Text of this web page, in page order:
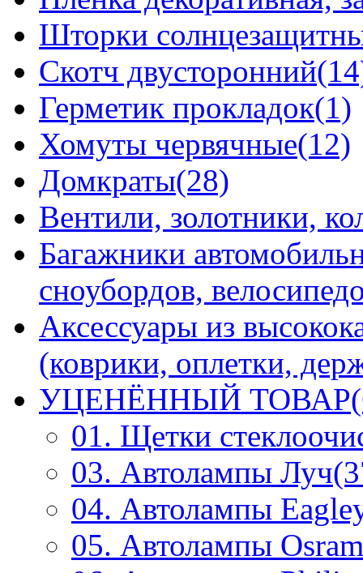
Шторки
Скотч
Герметик прокладок(1)
Хомуты червячные(12)
Домкраты(28)
Вентили, золотники,
Багажники
сноубордов,
Аксессуары из
(коврики, оплетки,
УЦЕНЁННЫЙ
01. Щетки
03. Автолампы
04. Автолампы
05. Автолампы